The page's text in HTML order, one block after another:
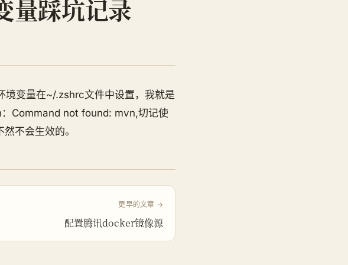
量踩坑记录
境变量在~/.zshrc文件中设置，我就是
：Command not found: mvn,切记使
不会生效的。
更早的文章 →
配置腾讯docker镜像源